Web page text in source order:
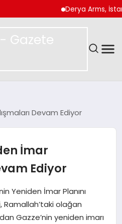
Derya Arms, İstanbul
Gazete
Devam Ediyor
İmar
Ediyor
Yeniden İmar Planını
Ramallah’taki olağan
Gazze’nin yeniden imarı